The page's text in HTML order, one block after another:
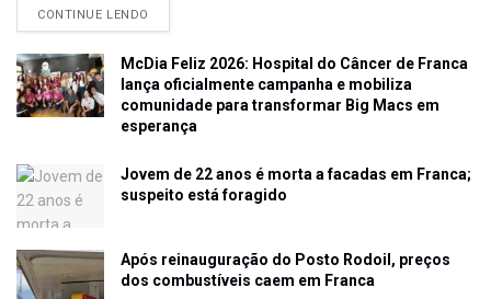
CONTINUE LENDO
McDia Feliz 2026: Hospital do Câncer de Franca
lança oficialmente campanha e mobiliza
comunidade para transformar Big Macs em
esperança
Jovem de 22 anos é morta a facadas em Franca;
suspeito está foragido
Após reinauguração do Posto Rodoil, preços
dos combustíveis caem em Franca